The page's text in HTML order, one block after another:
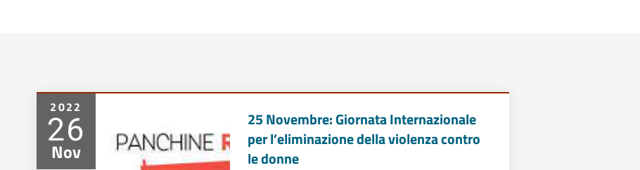
2022
26
Nov
25 Novembre: Giornata Internazionale
per l’eliminazione della violenza contro
le donne